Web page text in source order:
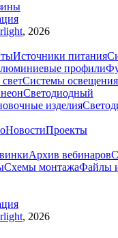
, 2026
Источники питания
профили
Системы освещения
Светодиодный
изделия
НовостиПроекты
Архив вебинаров
Схемы монтажаФайлы
, 2026